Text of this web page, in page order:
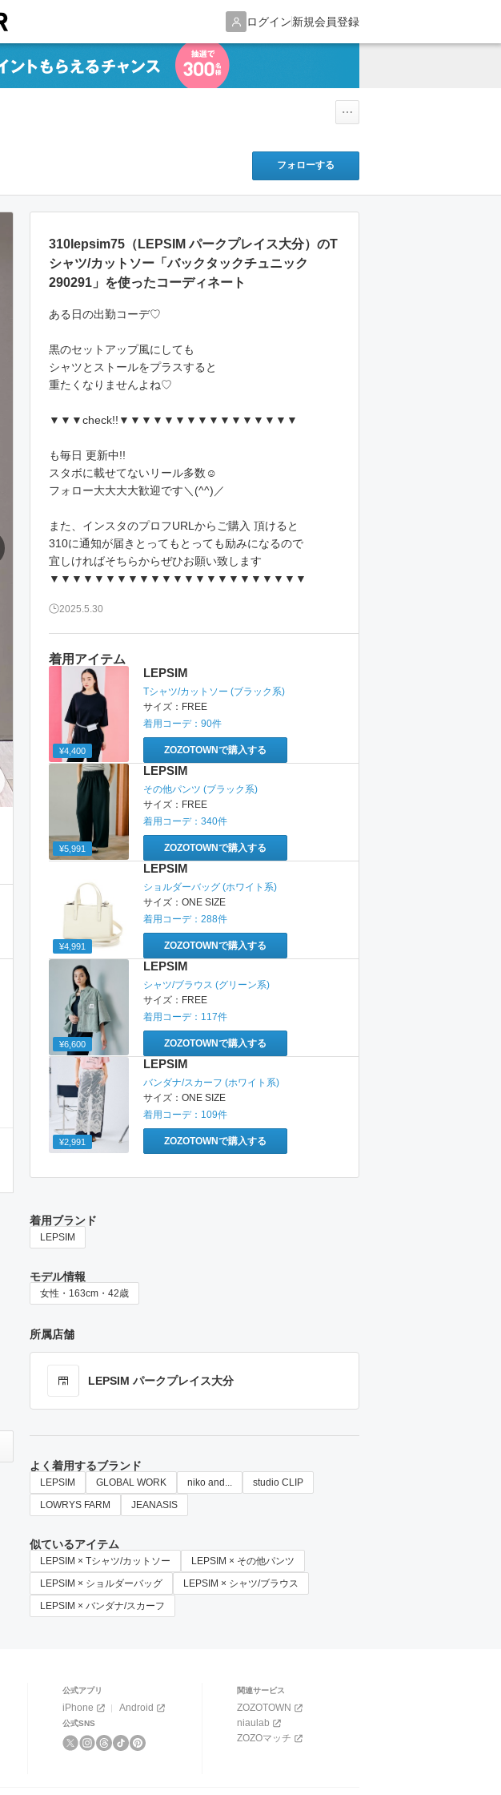
ログイン新規会員登録
フォローする
着用アイテム
¥4,400
LEPSIM
Tシャツ/カットソー (ブラック系)
サイズ： FREE
着用コーデ： 90件
ZOZOTOWNで購入する
¥5,991
LEPSIM
その他パンツ (ブラック系)
サイズ： FREE
着用コーデ： 340件
ZOZOTOWNで購入する
¥4,991
LEPSIM
ショルダーバッグ (ホワイト系)
サイズ： ONE SIZE
着用コーデ： 288件
ZOZOTOWNで購入する
¥6,600
LEPSIM
シャツ/ブラウス (グリーン系)
サイズ： FREE
着用コーデ： 117件
ZOZOTOWNで購入する
¥2,991
LEPSIM
バンダナ/スカーフ (ホワイト系)
サイズ： ONE SIZE
着用コーデ： 109件
ZOZOTOWNで購入する
310lepsim75（LEPSIM パークプレイス大分）のT
シャツ/カットソー「バックタックチュニック
290291」を使ったコーディネート
ある日の出勤コーデ♡
黒のセットアップ風にしても
シャツとストールをプラスすると
重たくなりませんよね♡
▼▼▼check!!▼▼▼▼▼▼▼▼▼▼▼▼▼▼▼▼
も毎日 更新中!!
スタボに載せてないリール多数‪☺︎‬
フォロー大大大大歓迎です＼(^^)／
また、インスタのプロフURLからご購入 頂けると
310に通知が届きとってもとっても励みになるので
宜しければそちらからぜひお願い致します
▼▼▼▼▼▼▼▼▼▼▼▼▼▼▼▼▼▼▼▼▼▼▼
2025.5.30
着用ブランド
LEPSIM
モデル情報
女性・163cm・42歳
所属店舗
LEPSIM パークプレイス大分
よく着用するブランド
LEPSIM GLOBAL WORK niko and...
studio CLIP
LOWRYS FARM
JEANASIS
似ているアイテム
LEPSIM × Tシャツ/カットソー
LEPSIM × その他パンツ
LEPSIM × ショルダーバッグ
LEPSIM × シャツ/ブラウス
LEPSIM × バンダナ/スカーフ
公式アプリ
iPhone Android
公式SNS
関連サービス
ZOZOTOWN
niaulab
ZOZOマッチ